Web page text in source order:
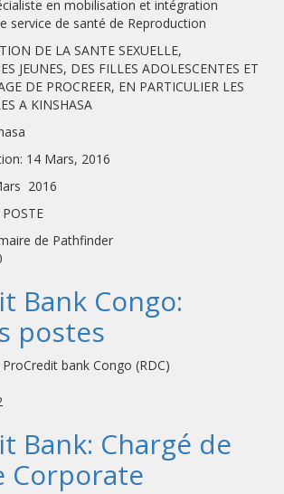
en mobilisation et intégration
service de santé de Reproduction
DE LA SANTE SEXUELLE,
JEUNES, DES FILLES ADOLESCENTES ET
DE PROCREER, EN PARTICULIER LES
A KINSHASA
14 Mars, 2016
2016
de Pathfinder
Bank Congo:
postes
bank Congo (RDC)
Bank: Chargé de
Corporate